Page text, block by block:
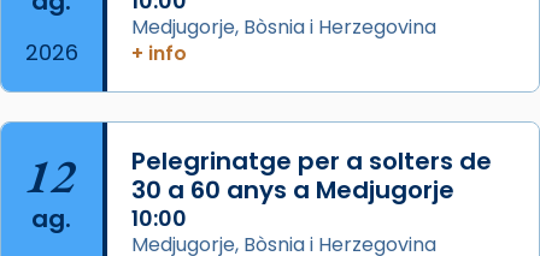
📸 Dr. G. Simón
Photo
View on Facebook · Share
Arquebisbat de Barcelona
2 weeks ago
Memòria de les santes Juliana i
2026
Medjugorje, Bòsnia i Herzegovina
+ info
12
ag.
Pelegrinatge per a solters de
30 a 60 anys a Medjugorje
10:00
Medjugorje, Bòsnia i Herzegovina